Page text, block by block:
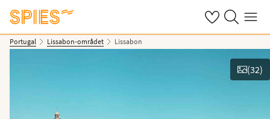
Se dine gemte
Søg påMenu
Portugal Lissabon-området Lissabon
(32)